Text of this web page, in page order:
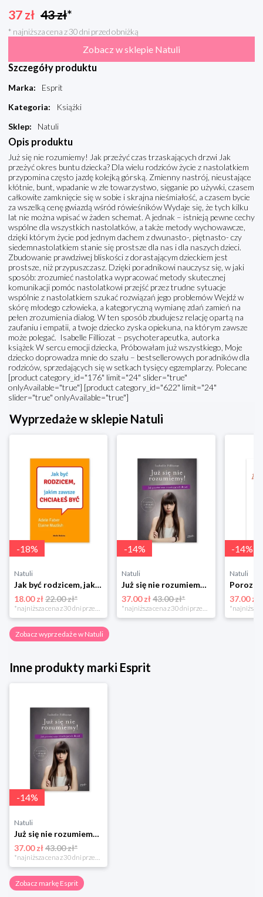
37 zł 43zł*
* najniższa cena z 30 dni przed obniżką
Zobacz w sklepie Natuli
Szczegóły produktu
Marka:
Esprit
Kategoria:
Książki
Sklep: Natuli
Opis produktu
Już się nie rozumiemy! Jak przeżyć czas trzaskających drzwi Jak
przeżyć okres buntu dziecka? Dla wielu rodziców życie z nastolatkiem
przypomina często jazdę kolejką górską. Zmienny nastrój, nieustające
kłótnie, bunt, wpadanie w złe towarzystwo, sięganie po używki, czasem
całkowite zamknięcie się w sobie i skrajna nieśmiałość, a czasem bycie
za wszelką cenę gwiazdą wśród rówieśników Wydaje się, że tych kilku
lat nie można wpisać w żaden schemat. A jednak – istnieją pewne cechy
wspólne dla wszystkich nastolatków, a także metody wychowawcze,
dzięki którym życie pod jednym dachem z dwunasto-, piętnasto- czy
siedemnastolatkiem stanie się prostsze dla nas i dla naszych dzieci.
Zbudowanie prawdziwej bliskości z dorastającym dzieckiem jest
prostsze, niż przypuszczasz. Dzięki poradnikowi nauczysz się, w jaki
sposób: zrozumieć nastolatka wypracować metody skutecznej
komunikacji pomóc nastolatkowi przejść przez trudne sytuacje
wspólnie z nastolatkiem szukać rozwiązań jego problemów Wejdź w
skórę młodego człowieka, a kategoryczną wymianę zdań zamień na
pełen zrozumienia dialog. W ten sposób zbudujesz relację opartą na
zaufaniu i empatii, a twoje dziecko zyska opiekuna, na którym zawsze
może polegać. Isabelle Filliozat – psychoterapeutka, autorka
książek W sercu emocji dziecka, Próbowałam już wszystkiego, Moje
dziecko doprowadza mnie do szału – bestsellerowych poradników dla
rodziców, sprzedających się w setkach tysięcy egzemplarzy. Polecane
[product category_id="176" limit="24" slider="true"
onlyAvailable="true"] [product category_id="622" limit="24"
slider="true" onlyAvailable="true"]
Wyprzedaże w sklepie Natuli
-18%
Natuli
Jak być rodzicem, jakim zawsze chciałeś być Media rodzina
18.00 zł22.00 zł*
*najniższa cena z 30 dni przed obniżką
-14%
Natuli
Już się nie rozumiemy! Jak przeżyć czas trzaskających drzwi Esprit
37.00 zł 43.00 zł*
*najniższa cena z 30 dni przed obniżką
-14%
Natuli
37.00 zł
Zobacz wyprzedaże w Natuli
Inne produkty marki Esprit
-14%
Natuli
Już się nie rozumiemy! Jak przeżyć czas trzaskających drzwi Esprit
37.00 zł43.00 zł*
Zobacz markę Esprit